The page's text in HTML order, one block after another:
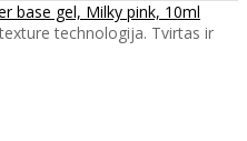
base gel, Milky pink, 10ml
technologija. Tvirtas ir